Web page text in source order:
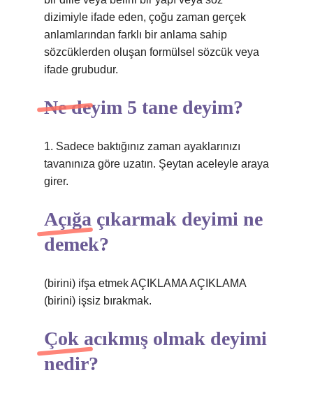
dizimiyle ifade eden, çoğu zaman gerçek
anlamlarından farklı bir anlama sahip
sözcüklerden oluşan formülsel sözcük veya
ifade grubudur.
Ne deyim 5 tane deyim?
1. Sadece baktığınız zaman ayaklarınızı
tavanınıza göre uzatın. Şeytan aceleyle araya
girer.
Açığa çıkarmak deyimi ne
demek?
(birini) ifşa etmek AÇIKLAMA AÇIKLAMA
(birini) işsiz bırakmak.
Çok acıkmış olmak deyimi
nedir?